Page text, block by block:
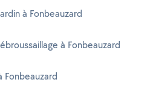
à Fonbeauzard
à Fonbeauzard
Fonbeauzard